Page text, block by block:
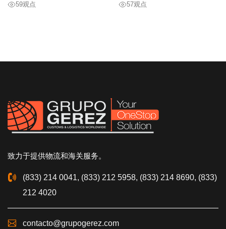
59观点 57观点
致力于提供物流和海关服务。
(833) 214 0041, (833) 212 5958, (833) 214 8690, (833)
212 4020
contacto@grupogerez.com